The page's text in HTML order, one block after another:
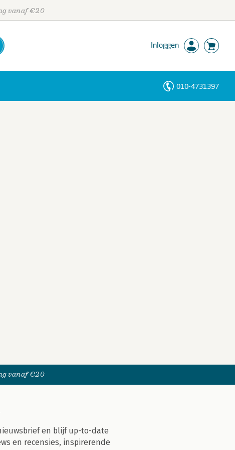
vanaf €20
Inloggen
010-4731397
vanaf €20
en blijf up-to-date
en recensies, inspirerende
Personen